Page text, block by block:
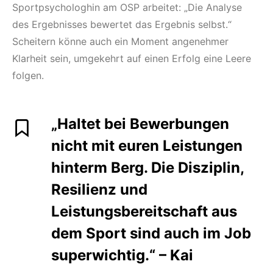
Sportpsychologhin am OSP arbeitet: „Die Analyse
des Ergebnisses bewertet das Ergebnis selbst.“
Scheitern könne auch ein Moment angenehmer
Klarheit sein, umgekehrt auf einen Erfolg eine Leere
folgen.
„Haltet bei Bewerbungen
nicht mit euren Leistungen
hinterm Berg. Die Disziplin,
Resilienz und
Leistungsbereitschaft aus
dem Sport sind auch im Job
superwichtig.“ – Kai